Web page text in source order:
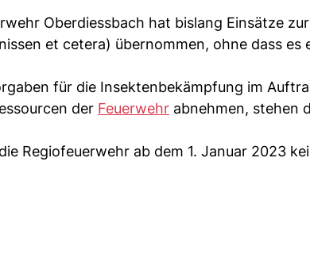
Oberdiessbach hat bislang Einsätze
et cetera) übernommen, ohne dass
für die Insektenbekämpfung im
der Feuerwehr abnehmen, stehen
Regiofeuerwehr ab dem 1. Januar 2023